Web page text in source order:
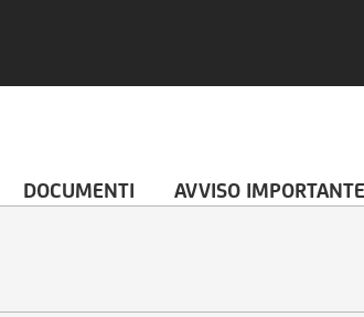
DOCUMENTI AVVISO IMPORTANTE